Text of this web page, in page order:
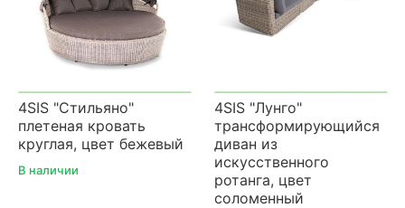
4SIS "Стильяно"
плетеная кровать
круглая, цвет бежевый
В наличии
4SIS "Лунго"
трансформирующийся
диван из
искусственного
ротанга, цвет
соломенный